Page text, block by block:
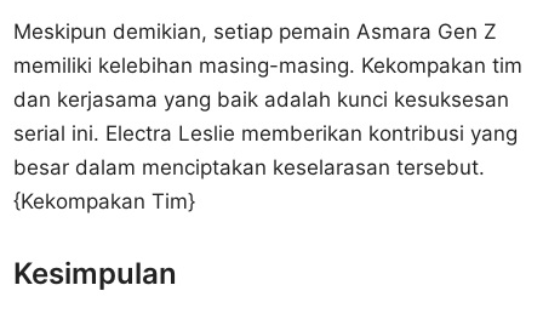
Meskipun demikian, setiap pemain Asmara Gen Z
memiliki kelebihan masing-masing. Kekompakan tim
dan kerjasama yang baik adalah kunci kesuksesan
serial ini. Electra Leslie memberikan kontribusi yang
besar dalam menciptakan keselarasan tersebut.
{Kekompakan Tim}
Kesimpulan